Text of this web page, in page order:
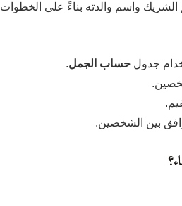
واسم والدته بناءً على الخطوات
جدول حساب الجمل.
بين الشخصين.